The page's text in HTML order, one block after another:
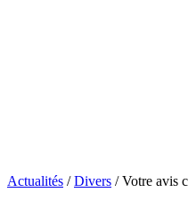
Actualités / Divers / Votre avis